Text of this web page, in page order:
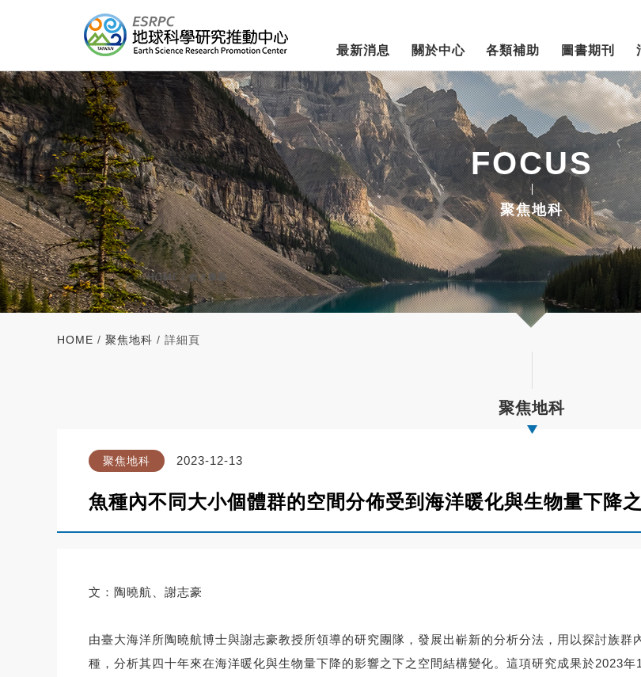
最新消息 關於中心 各類補助 圖書期刊
FOCUS
聚焦地科
HOME / 聚焦地科 / 詳細頁
聚焦地科
聚焦地科 2023-12-13
魚種內不同大小個體群的空間分佈受到海洋暖化與生物量下降
文：陶曉航、謝志豪
由臺大海洋所陶曉航博士與謝志豪教授所領導的研究團隊，發展出嶄新的分析分法，用以探討族
種，分析其四十年來在海洋暖化與生物量下降的影響之下之空間結構變化。這項研究成果於2023